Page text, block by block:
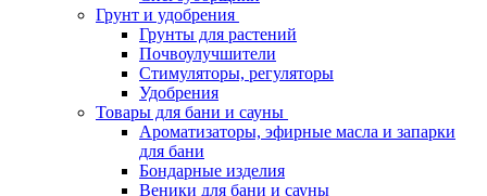
Грунт и удобрения
Грунты для растений
Почвоулучшители
Стимуляторы, регуляторы
Удобрения
Товары для бани и сауны
Ароматизаторы, эфирные масла и запарки
для бани
Бондарные изделия
Веники для бани и сауны